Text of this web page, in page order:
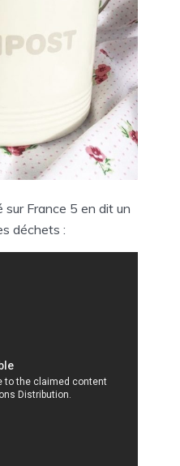
France 5 en dit un
déchets :